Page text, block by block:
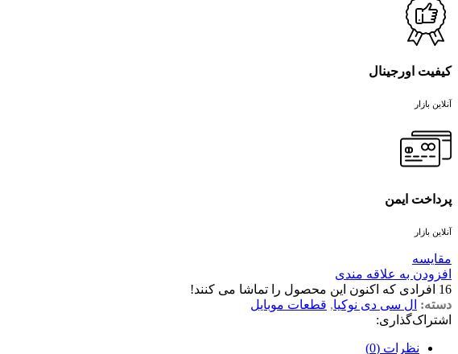
کیفیت اورجینال
آنلاین بازار
پرداخت ایمن
آنلاین بازار
مقايسه
افزودن به علاقه مندی
16 افرادی که اکنون این محصول را تماشا می کنند!
دسته: ال سی دی نوکیا, قطعات موبایل
اشتراک‌گذاری:
نظرات (0)